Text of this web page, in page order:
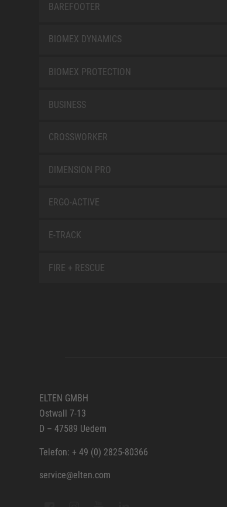
BAREFOOTER
BIOMEX DYNAMICS
BIOMEX PROTECTION
BUSINESS
CROSSWORKER
DIMENSION PRO
ERGO-ACTIVE
E-TRACK
FIRE + RESCUE
ELTEN GMBH
Ostwall 7-13
D – 47589 Uedem
Telefon: + 49 (0) 2825-80366
service@elten.com